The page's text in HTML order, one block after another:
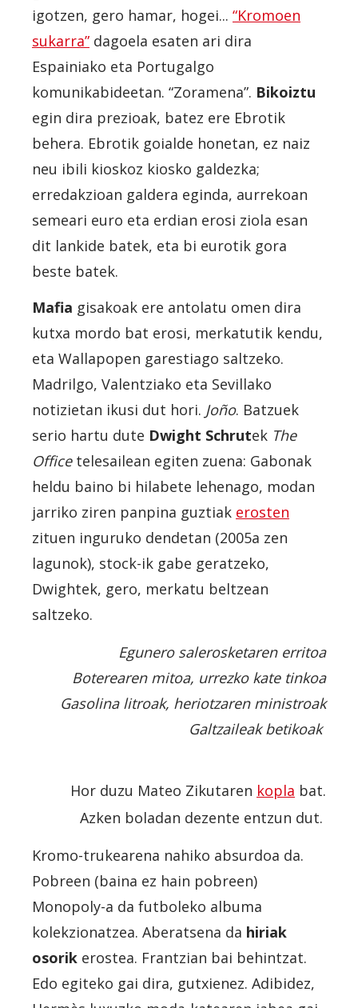
igotzen, gero hamar, hogei... “Kromoen
sukarra” dagoela esaten ari dira
Espainiako eta Portugalgo
komunikabideetan. “Zoramena”. Bikoiztu
egin dira prezioak, batez ere Ebrotik
behera. Ebrotik goialde honetan, ez naiz
neu ibili kioskoz kiosko galdezka;
erredakzioan galdera eginda, aurrekoan
semeari euro eta erdian erosi ziola esan
dit lankide batek, eta bi eurotik gora
beste batek.
Mafia gisakoak ere antolatu omen dira
kutxa mordo bat erosi, merkatutik kendu,
eta Wallapopen garestiago saltzeko.
Madrilgo, Valentziako eta Sevillako
notizietan ikusi dut hori. Joño. Batzuek
serio hartu dute Dwight Schrutek The
Officetelesailean egiten zuena: Gabonak
heldu baino bi hilabete lehenago, modan
jarriko ziren panpina guztiak erosten
zituen inguruko dendetan (2005a zen
lagunok), stock-ik gabe geratzeko,
Dwightek, gero, merkatu beltzean
saltzeko.
Egunero salerosketaren erritoa
Boterearen mitoa, urrezko kate tinkoa
Gasolina litroak, heriotzaren ministroak
Galtzaileak betikoak
Hor duzu Mateo Zikutaren kopla bat.
Azken boladan dezente entzun dut.
Kromo-trukearena nahiko absurdoa da.
Pobreen (baina ez hain pobreen)
Monopoly-a da futboleko albuma
kolekzionatzea. Aberatsena da hiriak
osorik erostea. Frantzian bai behintzat.
Edo egiteko gai dira, gutxienez. Adibidez,